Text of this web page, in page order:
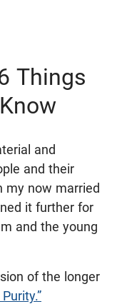
Things
and
and their
my now married
it further for
and the young
of the longer